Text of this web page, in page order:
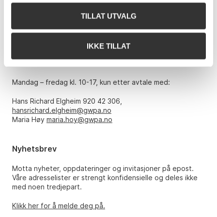
TILLAT UTVALG
IKKE TILLAT
0151 Oslo
E-post:post@gwpa.no
Åpningstider
Mandag – fredag kl. 10-17, kun etter avtale med:
Hans Richard Elgheim 920 42 306,
hansrichard.elgheim@gwpa.no
Maria Høy maria.hoy@gwpa.no
Nyhetsbrev
Motta nyheter, oppdateringer og invitasjoner på epost.
Våre adresselister er strengt konfidensielle og deles ikke
med noen tredjepart.
Klikk her for å melde deg på.